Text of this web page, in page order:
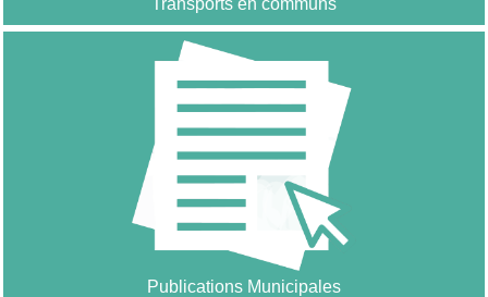
Transports en communs
Publications Municipales